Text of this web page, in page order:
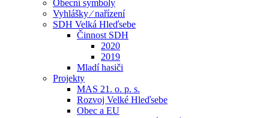
Obecní symboly
Vyhlášky ⁄ nařízení
SDH Velká Hleďsebe
Činnost SDH
2020
2019
Mladí hasiči
Projekty
MAS 21. o. p. s.
Rozvoj Velké Hleďsebe
Obec a EU